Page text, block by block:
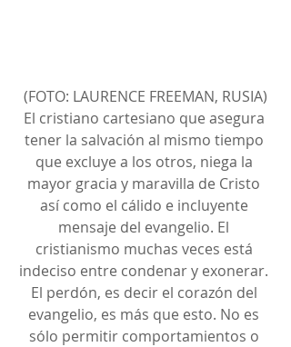
(FOTO: LAURENCE FREEMAN, RUSIA)
El cristiano cartesiano que asegura
tener la salvación al mismo tiempo
que excluye a los otros, niega la
mayor gracia y maravilla de Cristo
así como el cálido e incluyente
mensaje del evangelio. El
cristianismo muchas veces está
indeciso entre condenar y exonerar.
El perdón, es decir el corazón del
evangelio, es más que esto. No es
sólo permitir comportamientos o